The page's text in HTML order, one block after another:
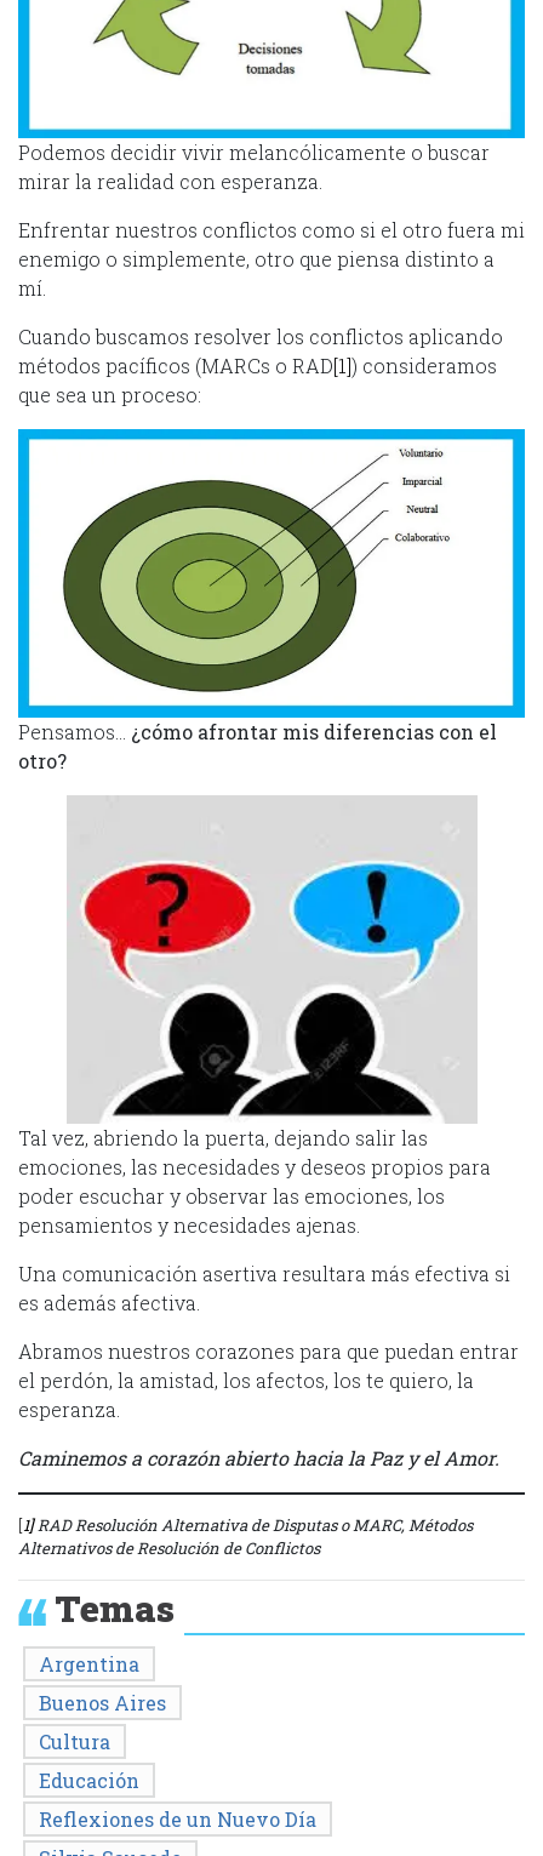
Podemos decidir vivir melancólicamente o buscar
mirar la realidad con esperanza.
Enfrentar nuestros conflictos como si el otro fuera mi
enemigo o simplemente, otro que piensa distinto a
mí.
Cuando buscamos resolver los conflictos aplicando
métodos pacíficos (MARCs o RAD[1]) consideramos
que sea un proceso:
Pensamos… ¿cómo afrontar mis diferencias con el
otro?
Tal vez, abriendo la puerta, dejando salir las
emociones, las necesidades y deseos propios para
poder escuchar y observar las emociones, los
pensamientos y necesidades ajenas.
Una comunicación asertiva resultara más efectiva si
es además afectiva.
Abramos nuestros corazones para que puedan entrar
el perdón, la amistad, los afectos, los te quiero, la
esperanza.
Caminemos a corazón abierto hacia la Paz y el Amor.
[1]RAD Resolución Alternativa de Disputas o MARC, Métodos
Alternativos de Resolución de Conflictos
Temas
Argentina
Buenos Aires
Cultura
Educación
Reflexiones de un Nuevo Día